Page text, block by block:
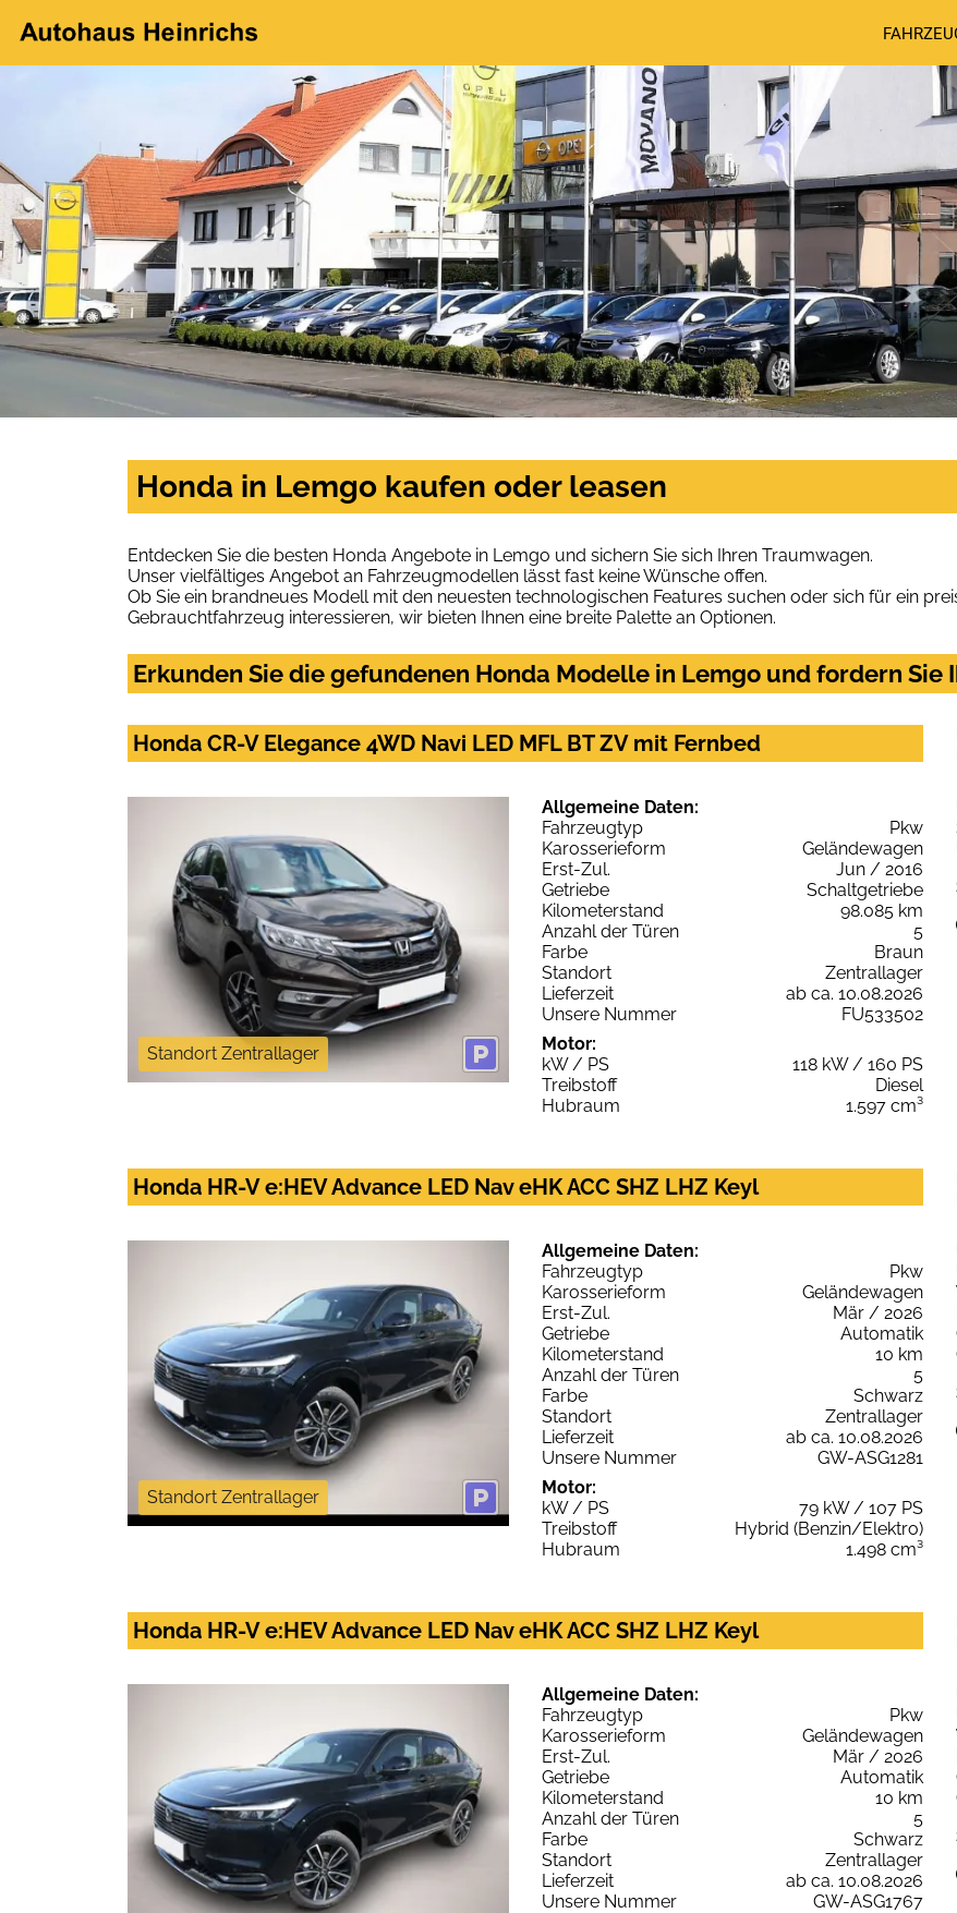
Honda in Lemgo kaufen oder leasen
Entdecken Sie die besten Honda Angebote in Lemgo und sichern Sie sich Ihren Traumwagen.
Unser vielfältiges Angebot an Fahrzeugmodellen lässt fast keine Wünsche offen.
Ob Sie ein brandneues Modell mit den neuesten technologischen Features suchen oder sich für ein
Gebrauchtfahrzeug interessieren, wir bieten Ihnen eine breite Palette an Optionen.
Erkunden Sie die gefundenen Honda Modelle in Lemgo und fordern Sie
Honda CR-V Elegance 4WD Navi LED MFL BT ZV mit Fernbed
Standort Zentrallager
Allgemeine Daten:
Fahrzeugtyp
Pkw
Karosserieform
Geländewagen
Erst-Zul.
Jun / 2016
Getriebe
Schaltgetriebe
Kilometerstand
98.085 km
Anzahl der Türen
5
Farbe
Braun
Standort
Zentrallager
Lieferzeit
ab ca. 10.08.2026
Unsere Nummer
FU533502
Motor:
kW / PS
118 kW / 160 PS
Treibstoff
Diesel
Hubraum
1.597 cm³
Honda HR-V e:HEV Advance LED Nav eHK ACC SHZ LHZ Keyl
Standort Zentrallager
Allgemeine Daten:
Fahrzeugtyp
Pkw
Karosserieform
Geländewagen
Erst-Zul.
Mär / 2026
Getriebe
Automatik
Kilometerstand
10 km
Anzahl der Türen
5
Farbe
Schwarz
Standort
Zentrallager
Lieferzeit
ab ca. 10.08.2026
Unsere Nummer
GW-ASG1281
Motor:
kW / PS
79 kW / 107 PS
Treibstoff
Hybrid (Benzin/Elektro)
Hubraum
1.498 cm³
Honda HR-V e:HEV Advance LED Nav eHK ACC SHZ LHZ Keyl
Allgemeine Daten:
Fahrzeugtyp
Pkw
Karosserieform
Geländewagen
Erst-Zul.
Mär / 2026
Getriebe
Automatik
Kilometerstand
10 km
Anzahl der Türen
5
Farbe
Schwarz
Standort
Zentrallager
Lieferzeit
ab ca. 10.08.2026
Unsere Nummer
GW-ASG1767